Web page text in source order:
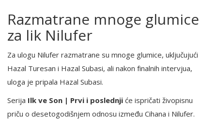
Razmatrane mnoge glumice
za lik Nilufer
Za ulogu Nilufer razmatrane su mnoge glumice, uključujući
Hazal Turesan i Hazal Subasi, ali nakon finalnih intervjua,
uloga je pripala Hazal Subasi.
Serija Ilk ve Son | Prvi i poslednji će ispričati živopisnu
priču o desetogodišnjem odnosu između Cihana i Nilufer.